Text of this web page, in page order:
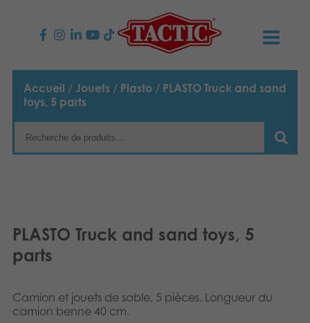
PRODUITS
Jeux enfants
Jeux famille
Puzzles
Jouets
NOUVEAUTÉS
TACTIC
Notre histoire
Liens
Média
Dansk
Accueil / Jouets / Plasto / PLASTO Truck and sand
toys, 5 parts
PLASTO Truck and sand toys, 5
parts
Camion et jouets de sable, 5 pièces. Longueur du
camion benne 40 cm.